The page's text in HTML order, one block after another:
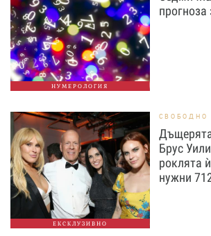
НУМЕРОЛОГИЯ
прогноза
ЕКСКЛУЗИВНО
СВОБОДНО
Брус
роклята
нужни